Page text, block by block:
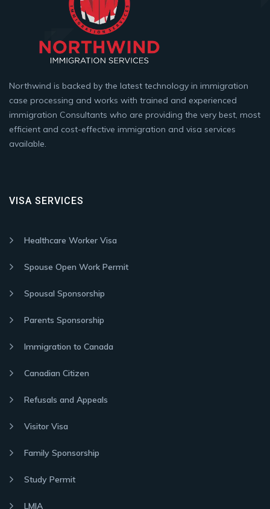
Northwind is backed by the latest technology in immigration
case processing and works with trained and experienced
immigration Consultants who are providing the very best, most
efficient and cost-effective immigration and visa services
available.
VISA SERVICES
Healthcare Worker Visa
Spouse Open Work Permit
Spousal Sponsorship
Parents Sponsorship
Immigration to Canada
Canadian Citizen
Refusals and Appeals
Visitor Visa
Family Sponsorship
Study Permit
LMIA